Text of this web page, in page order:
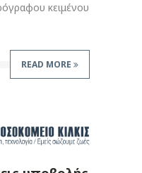
κειμένου
READ MORE